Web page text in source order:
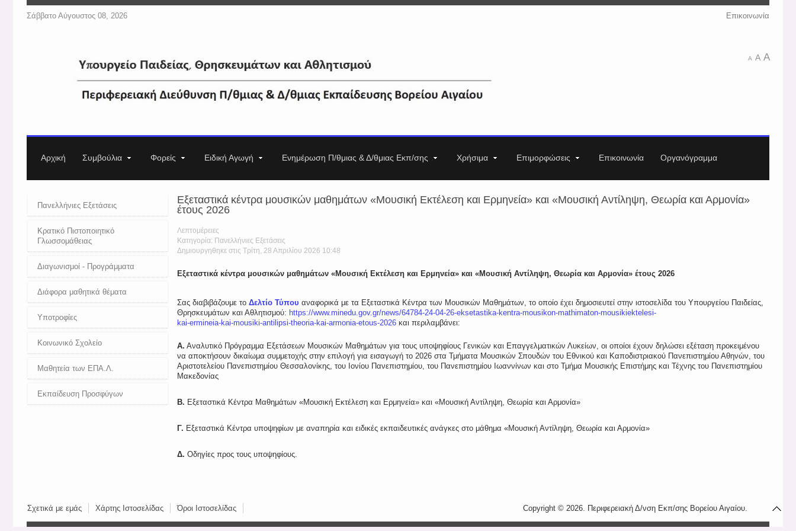
Σάββατο Αύγουστος 08, 2026 Επικοινωνία
A A A
Αρχική Συμβούλια Φορείς Ειδική Αγωγή Ενημέρωση Π/θμιας & Δ/θμιας Εκπ/σης Χρήσιμα Επιμορφώσεις Επικοινωνία Οργανόγραμμα
Εξεταστικά κέντρα μουσικών μαθημάτων «Μουσική Εκτέλεση και Ερμηνεία» και «Μουσική Αντίληψη, Θεωρία και Αρμονία»
έτους 2026
Λεπτομέρειες
Κατηγορία: Πανελλήνιες Εξετάσεις
Δημιουργηθηκε στις Τρίτη, 28 Απριλίου 2026 10:48
Εξεταστικά κέντρα μουσικών μαθημάτων «Μουσική Εκτέλεση και Ερμηνεία» και «Μουσική Αντίληψη, Θεωρία και Αρμονία» έτους 2026
Σας διαβιβάζουμε το Δελτίο Τύπου αναφορικά με τα Εξεταστικά Κέντρα των Μουσικών Μαθημάτων, το οποίο έχει δημοσιευτεί στην ιστοσελίδα του Υπουργείου Παιδείας,
Θρησκευμάτων και Αθλητισμού: https://www.minedu.gov.gr/news/64784-24-04-26-eksetastika-kentra-mousikon-mathimaton-mousikiektelesi-
kai-ermineia-kai-mousiki-antilipsi-theoria-kai-armonia-etous-2026 και περιλαμβάνει:
Α. Αναλυτικό Πρόγραμμα Εξετάσεων Μουσικών Μαθημάτων για τους υποψηφίους Γενικών και Επαγγελματικών Λυκείων, οι οποίοι έχουν δηλώσει εξέταση προκειμένου
να αποκτήσουν δικαίωμα συμμετοχής στην επιλογή για εισαγωγή το 2026 στα Τμήματα Μουσικών Σπουδών του Εθνικού και Καποδιστριακού Πανεπιστημίου Αθηνών, του
Αριστοτελείου Πανεπιστημίου Θεσσαλονίκης, του Ιονίου Πανεπιστημίου, του Πανεπιστημίου Ιωαννίνων και στο Τμήμα Μουσικής Επιστήμης και Τέχνης του Πανεπιστημίου
Μακεδονίας
Β. Εξεταστικά Κέντρα Μαθημάτων «Μουσική Εκτέλεση και Ερμηνεία» και «Μουσική Αντίληψη, Θεωρία και Αρμονία»
Γ. Εξεταστικά Κέντρα υποψηφίων με αναπηρία και ειδικές εκπαιδευτικές ανάγκες στο μάθημα «Μουσική Αντίληψη, Θεωρία και Αρμονία»
Δ. Οδηγίες προς τους υποψηφίους.
Πανελλήνιες Εξετάσεις
Κρατικό Πιστοποιητικό
Γλωσσομάθειας
Διαγωνισμοί - Προγράμματα
Διάφορα μαθητικά θέματα
Υποτροφίες
Κοινωνικό Σχολείο
Μαθητεία των ΕΠΑ.Λ.
Εκπαίδευση Προσφύγων
Copyright © 2026. Περιφερειακή Δ/νση Εκπ/σης Βορείου Αιγαίου.
Σχετικά με εμάς Χάρτης Ιστοσελίδας Όροι Ιστοσελίδας